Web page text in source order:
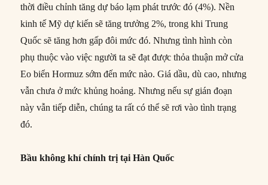
thời điều chỉnh tăng dự báo lạm phát trước đó (4%). Nền
kinh tế Mỹ dự kiến sẽ tăng trưởng 2%, trong khi Trung
Quốc sẽ tăng hơn gấp đôi mức đó. Nhưng tình hình còn
phụ thuộc vào việc người ta sẽ đạt được thỏa thuận mở cửa
Eo biển Hormuz sớm đến mức nào. Giá dầu, dù cao, nhưng
vẫn chưa ở mức khủng hoảng. Nhưng nếu sự gián đoạn
này vẫn tiếp diễn, chúng ta rất có thể sẽ rơi vào tình trạng
đó.
Bầu không khí chính trị tại Hàn Quốc